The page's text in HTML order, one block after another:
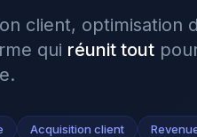
client,
qui réunit tout
Acquisition client